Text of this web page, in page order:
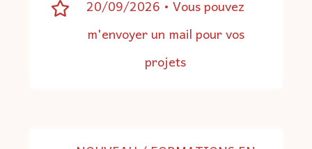
20/09/2026 • Vous pouvez
m'envoyer un mail pour vos
projets